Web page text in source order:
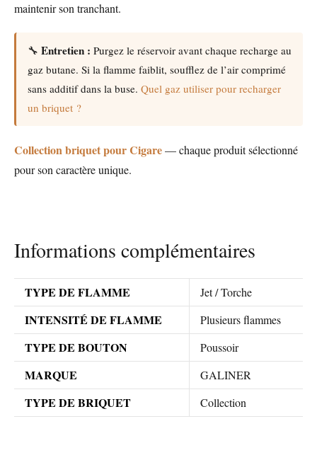
maintenir son tranchant.
🔧 Entretien : Purgez le réservoir avant chaque recharge au
gaz butane. Si la flamme faiblit, soufflez de l’air comprimé
sans additif dans la buse. Quel gaz utiliser pour recharger
un briquet ?
Collection briquet pour Cigare— chaque produit sélectionné
pour son caractère unique.
Informations complémentaires
TYPE DE FLAMME Jet / Torche
INTENSITÉ DE FLAMME Plusieurs flammes
TYPE DE BOUTON Poussoir
MARQUE GALINER
TYPE DE BRIQUET Collection